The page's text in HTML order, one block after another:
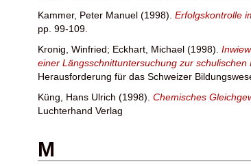
Kammer, Peter Manuel (1998). Erfolgskontrolle
pp. 99-109.
Kronig, Winfried; Eckhart, Michael (1998).
einer Längsschnittuntersuchung zur
Herausforderung für das Schweizer
Küng, Hans Ulrich (1998). Chemisches
Luchterhand Verlag
M